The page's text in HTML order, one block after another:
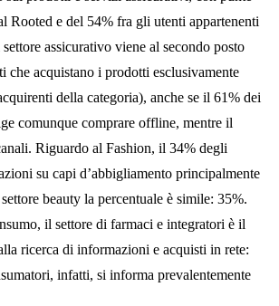
Rooted e del 54% fra gli utenti appartenenti
assicurativo viene al secondo posto
che acquistano i prodotti esclusivamente
della categoria), anche se il 61% dei
comunque comprare offline, mentre il
Riguardo al Fashion, il 34% degli
su capi d’abbigliamento principalmente
beauty la percentuale è simile: 35%.
il settore di farmaci e integratori è il
ricerca di informazioni e acquisti in rete:
infatti, si informa prevalentemente